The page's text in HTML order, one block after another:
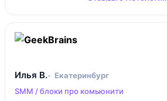
Илья В.
Екатеринбург
SMM / блоки про комьюнити